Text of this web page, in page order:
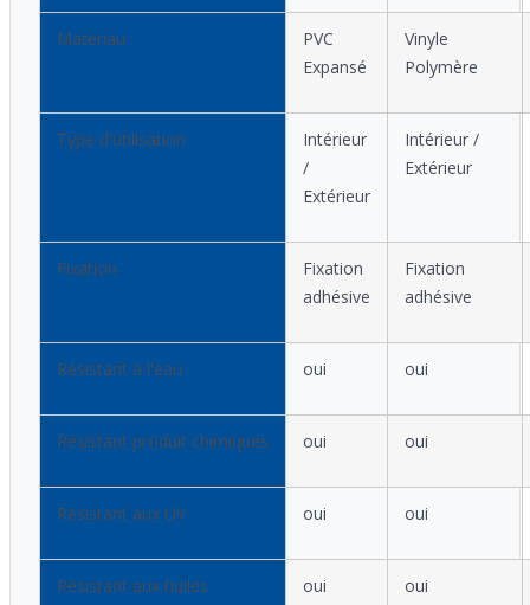
Matériau
PVC
Expansé
Vinyle
Polymère
Type d'utilisation
Intérieur
/
Extérieur
Intérieur /
Extérieur
Fixation
Fixation
adhésive
Fixation
adhésive
Résistant à l'eau oui oui
Résistant produit chimiques oui oui
Résistant aux UV oui oui
Résistant aux huiles oui oui